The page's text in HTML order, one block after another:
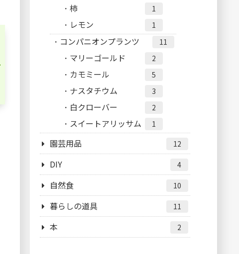
柿 1
レモン 1
コンパニオンプランツ 11
マリーゴールド 2
カモミール 5
ナスタチウム 3
白クローバー 2
スイートアリッサム 1
園芸用品 12
DIY 4
自然食 10
暮らしの道具 11
本 2